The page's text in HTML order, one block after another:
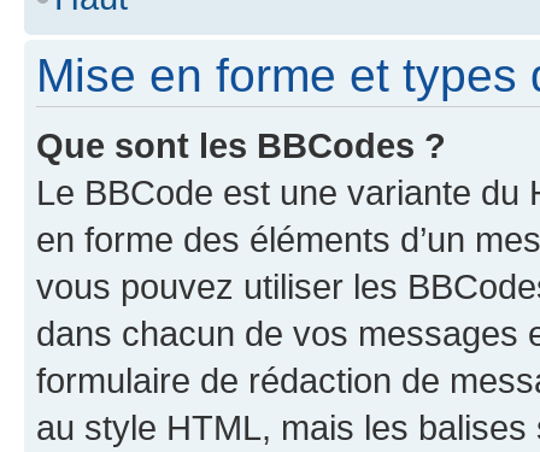
Mise en forme et types
Que sont les BBCodes ?
Le BBCode est une variante du
en forme des éléments d’un
vous pouvez utiliser les
dans chacun de vos messages
formulaire de rédaction de
au style HTML, mais les